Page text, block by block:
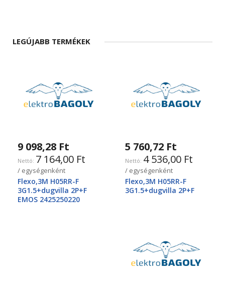
LEGÚJABB TERMÉKEK
9 098,28 Ft
7 164,00 Ft
/ egységenként
Flexo,3M H05RR-F
3G1.5+dugvilla 2P+F
EMOS 2425250220
5 760,72 Ft
4 536,00 Ft
/ egységenként
Flexo,3M H05RR-F
3G1.5+dugvilla 2P+F